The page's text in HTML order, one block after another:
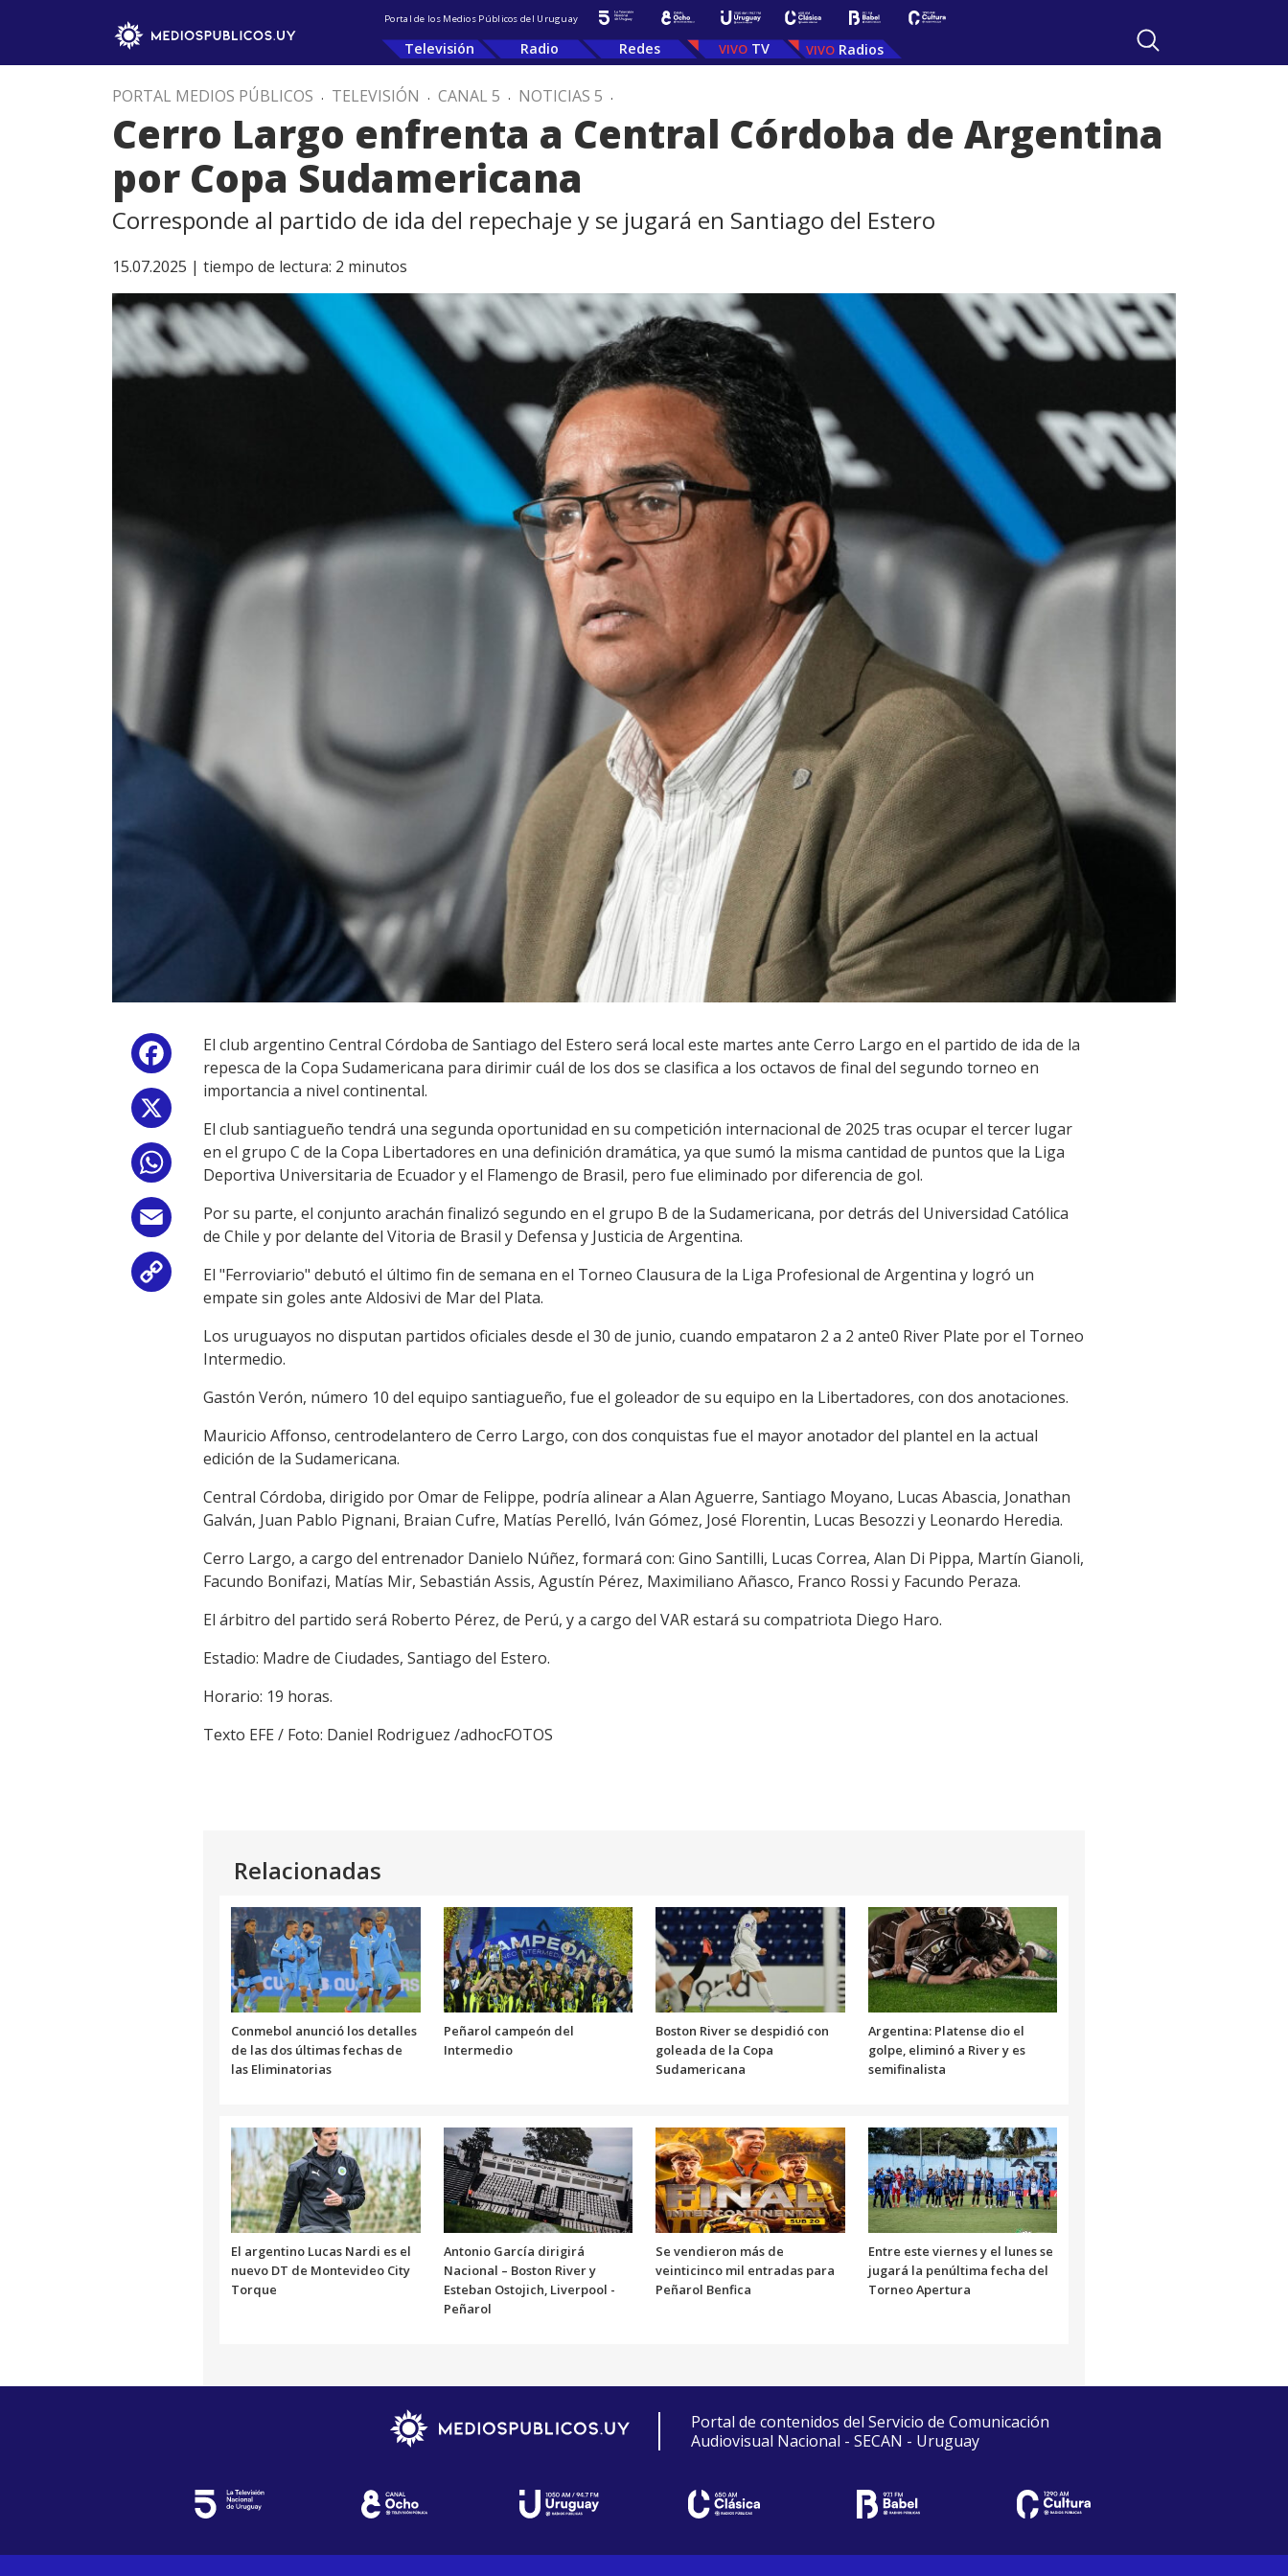
Portal de los Medios Públicos del Uruguay
Televisión Radio Redes TV Radios
PORTAL MEDIOS PÚBLICOS . TELEVISIÓN . CANAL 5 . NOTICIAS 5 .
Cerro Largo enfrenta a Central Córdoba de Argentina
por Copa Sudamericana
Corresponde al partido de ida del repechaje y se jugará en Santiago del Estero
15.07.2025 | tiempo de lectura: 2 minutos
Facebook
WhatsApp
Email
Copy
El club argentino Central Córdoba de Santiago del Estero será local este martes ante Cerro Largo en el partido de ida de la
repesca de la Copa Sudamericana para dirimir cuál de los dos se clasifica a los octavos de final del segundo torneo en
importancia a nivel continental.
El club santiagueño tendrá una segunda oportunidad en su competición internacional de 2025 tras ocupar el tercer lugar
en el grupo C de la Copa Libertadores en una definición dramática, ya que sumó la misma cantidad de puntos que la Liga
Deportiva Universitaria de Ecuador y el Flamengo de Brasil, pero fue eliminado por diferencia de gol.
Por su parte, el conjunto arachán finalizó segundo en el grupo B de la Sudamericana, por detrás del Universidad Católica
de Chile y por delante del Vitoria de Brasil y Defensa y Justicia de Argentina.
El "Ferroviario" debutó el último fin de semana en el Torneo Clausura de la Liga Profesional de Argentina y logró un
empate sin goles ante Aldosivi de Mar del Plata.
Los uruguayos no disputan partidos oficiales desde el 30 de junio, cuando empataron 2 a 2 ante0 River Plate por el Torneo
Intermedio.
Gastón Verón, número 10 del equipo santiagueño, fue el goleador de su equipo en la Libertadores, con dos anotaciones.
Mauricio Affonso, centrodelantero de Cerro Largo, con dos conquistas fue el mayor anotador del plantel en la actual
edición de la Sudamericana.
Central Córdoba, dirigido por Omar de Felippe, podría alinear a Alan Aguerre, Santiago Moyano, Lucas Abascia, Jonathan
Galván, Juan Pablo Pignani, Braian Cufre, Matías Perelló, Iván Gómez, José Florentin, Lucas Besozzi y Leonardo Heredia.
Cerro Largo, a cargo del entrenador Danielo Núñez, formará con: Gino Santilli, Lucas Correa, Alan Di Pippa, Martín Gianoli,
Facundo Bonifazi, Matías Mir, Sebastián Assis, Agustín Pérez, Maximiliano Añasco, Franco Rossi y Facundo Peraza.
El árbitro del partido será Roberto Pérez, de Perú, y a cargo del VAR estará su compatriota Diego Haro.
Estadio: Madre de Ciudades, Santiago del Estero.
Horario: 19 horas.
Texto EFE / Foto: Daniel Rodriguez /adhocFOTOS
Relacionadas
Conmebol anunció los detalles
de las dos últimas fechas de
las Eliminatorias
Peñarol campeón del
Intermedio
Boston River se despidió con
goleada de la Copa
Sudamericana
Argentina: Platense dio el
golpe, eliminó a River y es
semifinalista
El argentino Lucas Nardi es el
nuevo DT de Montevideo City
Torque
Antonio García dirigirá
Nacional – Boston River y
Esteban Ostojich, Liverpool -
Peñarol
Se vendieron más de
veinticinco mil entradas para
Peñarol Benfica
Entre este viernes y el lunes se
jugará la penúltima fecha del
Torneo Apertura
Portal de contenidos del Servicio de Comunicación
Audiovisual Nacional - SECAN - Uruguay